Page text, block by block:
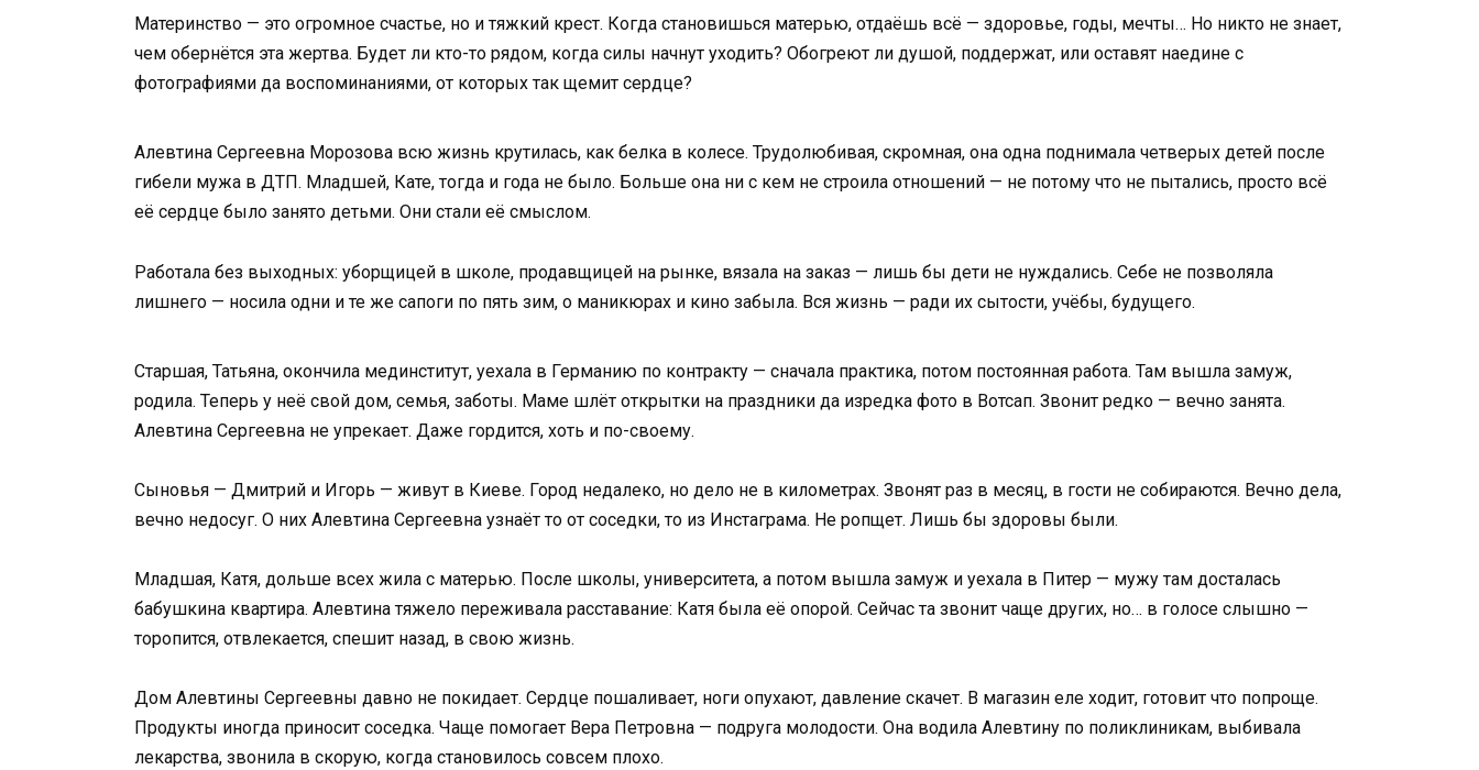
Материнство — это огромное счастье, но и тяжкий крест. Когда становишься матерью, отдаёшь всё — здоровье, годы, мечты… Но никто не знает,
чем обернётся эта жертва. Будет ли кто-то рядом, когда силы начнут уходить? Обогреют ли душой, поддержат, или оставят наедине с
фотографиями да воспоминаниями, от которых так щемит сердце?
Алевтина Сергеевна Морозова всю жизнь крутилась, как белка в колесе. Трудолюбивая, скромная, она одна поднимала четверых детей после
гибели мужа в ДТП. Младшей, Кате, тогда и года не было. Больше она ни с кем не строила отношений — не потому что не пытались, просто всё
её сердце было занято детьми. Они стали её смыслом.
Работала без выходных: уборщицей в школе, продавщицей на рынке, вязала на заказ — лишь бы дети не нуждались. Себе не позволяла
лишнего — носила одни и те же сапоги по пять зим, о маникюрах и кино забыла. Вся жизнь — ради их сытости, учёбы, будущего.
Старшая, Татьяна, окончила мединститут, уехала в Германию по контракту — сначала практика, потом постоянная работа. Там вышла замуж,
родила. Теперь у неё свой дом, семья, заботы. Маме шлёт открытки на праздники да изредка фото в Вотсап. Звонит редко — вечно занята.
Алевтина Сергеевна не упрекает. Даже гордится, хоть и по-своему.
Сыновья — Дмитрий и Игорь — живут в Киеве. Город недалеко, но дело не в километрах. Звонят раз в месяц, в гости не собираются. Вечно дела,
вечно недосуг. О них Алевтина Сергеевна узнаёт то от соседки, то из Инстаграма. Не ропщет. Лишь бы здоровы были.
Младшая, Катя, дольше всех жила с матерью. После школы, университета, а потом вышла замуж и уехала в Питер — мужу там досталась
бабушкина квартира. Алевтина тяжело переживала расставание: Катя была её опорой. Сейчас та звонит чаще других, но… в голосе слышно —
торопится, отвлекается, спешит назад, в свою жизнь.
Дом Алевтины Сергеевны давно не покидает. Сердце пошаливает, ноги опухают, давление скачет. В магазин еле ходит, готовит что попроще.
Продукты иногда приносит соседка. Чаще помогает Вера Петровна — подруга молодости. Она водила Алевтину по поликлиникам, выбивала
лекарства, звонила в скорую, когда становилось совсем плохо.